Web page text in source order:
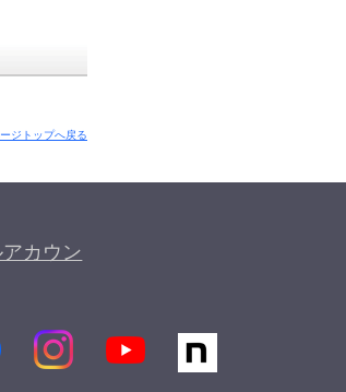
ジトップへ戻る
カウン